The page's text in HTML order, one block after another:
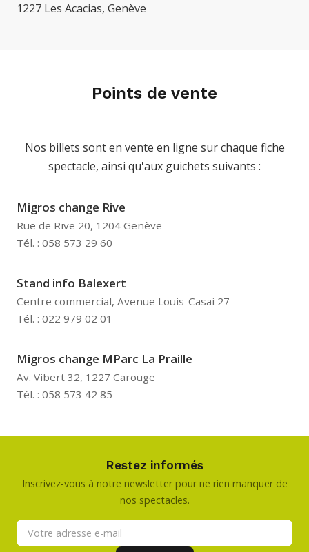
1227 Les Acacias, Genève
Points de vente
Nos billets sont en vente en ligne sur chaque fiche
spectacle, ainsi qu'aux guichets suivants :
Migros change Rive
Rue de Rive 20, 1204 Genève
Tél. : 058 573 29 60
Stand info Balexert
Centre commercial, Avenue Louis-Casai 27
Tél. : 022 979 02 01
Migros change MParc La Praille
Av. Vibert 32, 1227 Carouge
Tél. : 058 573 42 85
Restez informés
Inscrivez-vous à notre newsletter pour ne rien manquer de
nos spectacles.